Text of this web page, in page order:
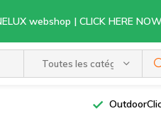
Toutes les catégories
webshop | CLICK HERE